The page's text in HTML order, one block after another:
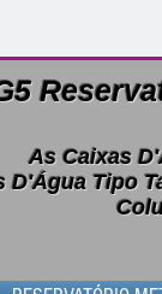
As Caixas
D'Água Tipo